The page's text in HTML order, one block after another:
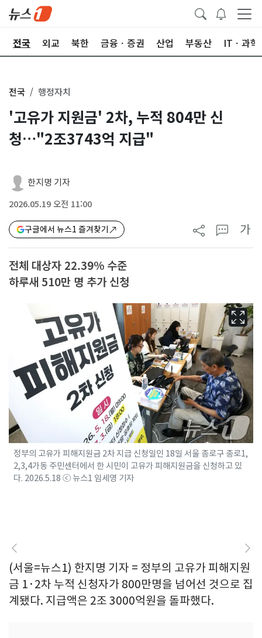
전국 외교 북한 금융ㆍ증권 산업 부동산 ITㆍ과학
전국 행정자치
'고유가 지원금' 2차, 누적 804만 신
청…"2조3743억 지급"
한지명 기자
2026.05.19 오전 11:00
구글에서 뉴스1 즐겨찾기 가
전체 대상자 22.39% 수준
하루새 510만 명 추가 신청
정부의 고유가 피해지원금 2차 지급 신청일인 18일 서울 종로구 종로1,
2,3,4가동 주민센터에서 한 시민이 고유가 피해지원금을 신청하고 있
다. 2026.5.18 ⓒ 뉴스1 임세영 기자
(서울=뉴스1) 한지명 기자 = 정부의 고유가 피해지원
금 1·2차 누적 신청자가 800만명을 넘어선 것으로 집
계됐다. 지급액은 2조 3000억원을 돌파했다.